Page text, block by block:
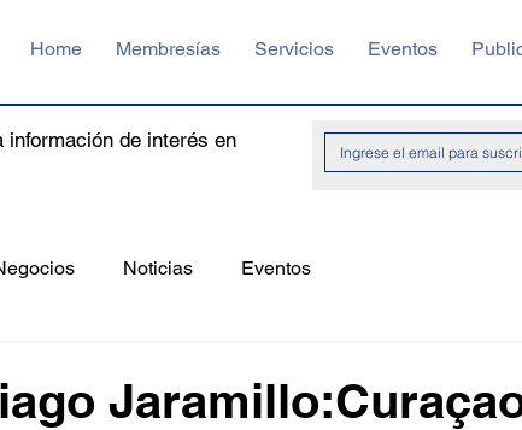
de interés en
Home Membresías Servicios Eventos
Noticias Eventos